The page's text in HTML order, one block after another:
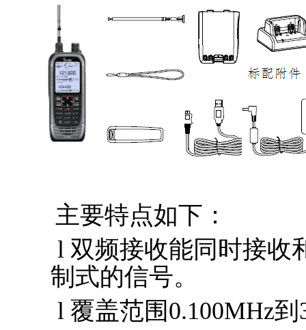
主要特点如下：
l 双频接收能同时接收
制式的信号。
l 覆盖范围0.100MHz到